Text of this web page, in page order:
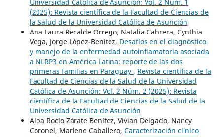
Universidad Católica de Asunción: Vol. 2 Núm. 1
(2025): Revista científica de la Facultad de Ciencias de
la Salud de la Universidad Católica de Asunción
Ana Laura Recalde Orrego, Natalia Cabrera, Cynthia
Vega, Jorge López-Benítez, Desafíos en el diagnóstico
y manejo de la enfermedad autoinflamatoria asociada
a NLRP3 en América Latina: reporte de las dos
primeras familias en Paraguay , Revista científica de la
Facultad de Ciencias de la Salud de la Universidad
Católica de Asunción: Vol. 2 Núm. 2 (2025): Revista
científica de la Facultad de Ciencias de la Salud de la
Universidad Católica de Asunción
Alba Rocío Zárate Benítez, Vivian Delgado, Nancy
Coronel, Marlene Caballero, Caracterización clínico